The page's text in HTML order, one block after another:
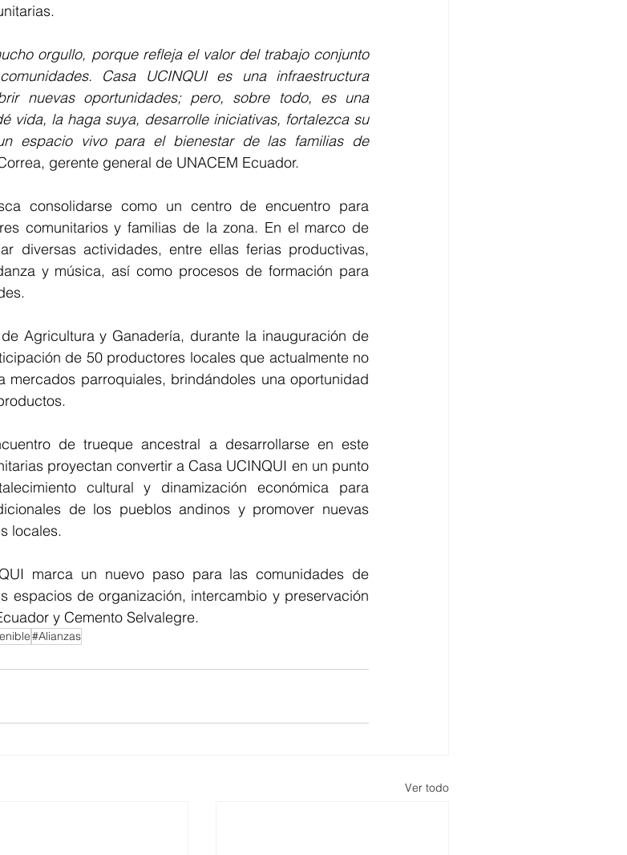
orgullo, porque refleja el valor del trabajo conjunto
Casa UCINQUI es una infraestructura
nuevas oportunidades; pero, sobre todo, es una
vida, la haga suya, desarrolle iniciativas, fortalezca su
espacio vivo para el bienestar de las familias de
gerente general de UNACEM Ecuador.
consolidarse como un centro de encuentro para
comunitarios y familias de la zona. En el marco de
diversas actividades, entre ellas ferias productivas,
y música, así como procesos de formación para
Agricultura y Ganadería, durante la inauguración de
de 50 productores locales que actualmente no
mercados parroquiales, brindándoles una oportunidad
de trueque ancestral a desarrollarse en este
proyectan convertir a Casa UCINQUI en un punto
cultural y dinamización económica para
de los pueblos andinos y promover nuevas
locales.
marca un nuevo paso para las comunidades de
espacios de organización, intercambio y preservación
y Cemento Selvalegre.
#Alianzas
Ver todo